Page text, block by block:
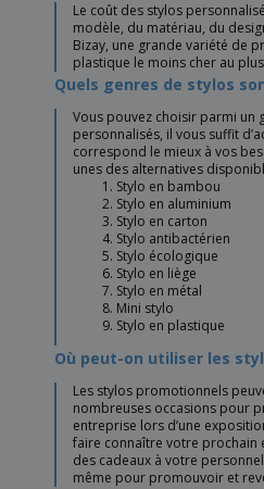
Le coût des stylos
modèle, du matériau, du
Bizay, une grande variété de
plastique le moins cher au
Quels genres de stylos
Vous pouvez choisir parmi un
personnalisés, il vous suffit
correspond le mieux à vos
unes des alternatives
Stylo en bambou
Stylo en aluminium
Stylo en carton
Stylo antibactérien
Stylo écologique
Stylo en liège
Stylo en métal
Mini stylo
Stylo en plastique
Où peut-on utiliser les
Les stylos promotionnels
nombreuses occasions pour
entreprise lors d’une
faire connaître votre prochain
des cadeaux à votre
même pour promouvoir et